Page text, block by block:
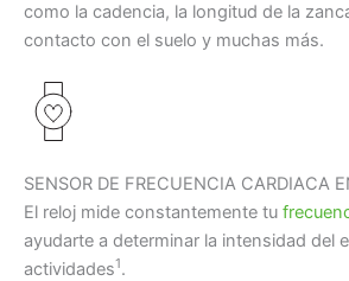
como la cadencia, la longitud de la
contacto con el suelo y muchas más.
SENSOR DE FRECUENCIA CARDIACA
El reloj mide constantemente tu
ayudarte a determinar la intensidad del
actividades1.